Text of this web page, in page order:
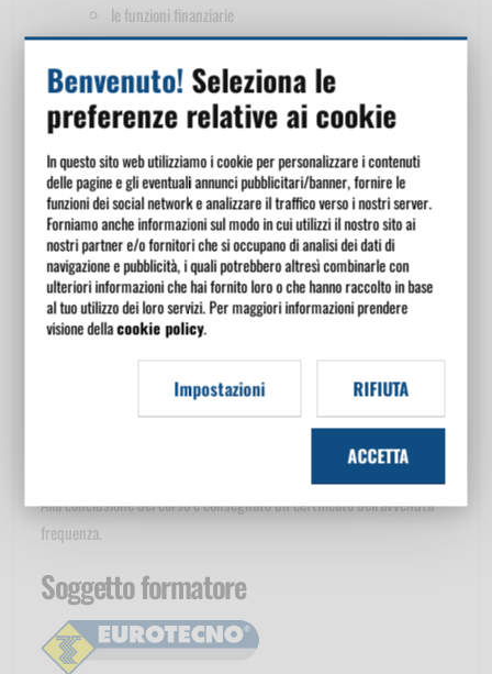
le funzioni finanziarie
Modalità di verifica dell'apprendimento
Nel corso sono forniti esempi ed esercitazioni guidate.
Non è prevista una valutazione dell'apprendimento.
Al termine del corso è obbligatoria la compilazione di un questionario
di gradimento affinché l'utente possa esprimere un giudizio sui
diversi aspetti del corso fruito.
Periodo di validità
Alla conclusione del corso è consegnato un certificato dell'avvenuta
frequenza.
Soggetto formatore
Benvenuto! Seleziona le
preferenze relative ai cookie
In questo sito web utilizziamo i cookie per personalizzare i contenuti
delle pagine e gli eventuali annunci pubblicitari/banner, fornire le
funzioni dei social network e analizzare il traffico verso i nostri server.
Forniamo anche informazioni sul modo in cui utilizzi il nostro sito ai
nostri partner e/o fornitori che si occupano di analisi dei dati di
navigazione e pubblicità, i quali potrebbero altresì combinarle con
ulteriori informazioni che hai fornito loro o che hanno raccolto in base
al tuo utilizzo dei loro servizi. Per maggiori informazioni prendere
visione dellacookie policy.
Impostazioni RIFIUTA
ACCETTA